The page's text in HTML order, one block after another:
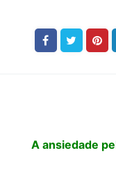
A ansiedade